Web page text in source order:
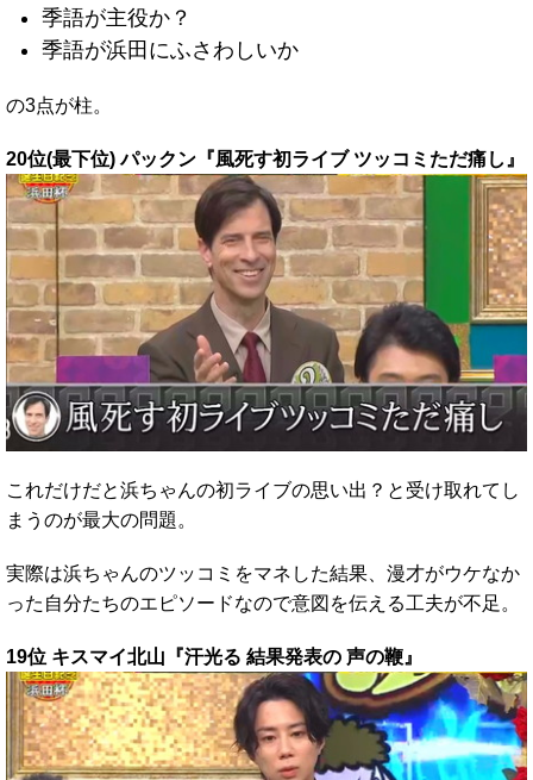
季語が主役か？
季語が浜田にふさわしいか
の3点が柱。
20位(最下位) パックン『風死す初ライブ ツッコミただ痛し』
これだけだと浜ちゃんの初ライブの思い出？と受け取れてし
まうのが最大の問題。
実際は浜ちゃんのツッコミをマネした結果、漫才がウケなか
った自分たちのエピソードなので意図を伝える工夫が不足。
19位 キスマイ北山『汗光る 結果発表の 声の鞭』